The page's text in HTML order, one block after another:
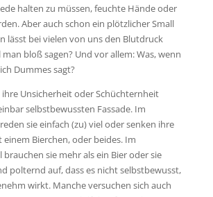
halten zu müssen, feuchte Hände oder
Aber auch schon ein plötzlicher Small
lässt bei vielen von uns den Blutdruck
man bloß sagen? Und vor allem: Was, wenn
Dummes sagt?
ihre Unsicherheit oder Schüchternheit
selbstbewussten Fassade. Im
sie einfach (zu) viel oder senken ihre
Bierchen, oder beides. Im
brauchen sie mehr als ein Bier oder sie
polternd auf, dass es nicht selbstbewusst,
wirkt. Manche versuchen sich auch